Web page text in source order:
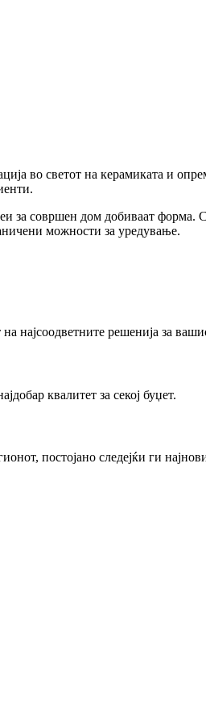
во светот на керамиката и
за совршен дом добиваат форма.
можности за уредување.
најсоодветните решенија за
квалитет за секој буџет.
постојано следејќи ги